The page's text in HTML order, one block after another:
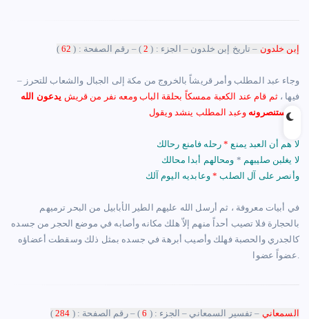
إبن خلدون – تاريخ إبن خلدون – الجزء : ( 2) – رقم الصفحة : ( 62
)
– ‏وجاء عبد المطلب وأمر قريشاً بالخروج من مكة إلى الجبال والشعاب للتحرز
فيها ،ثم قام عند الكعبة ممسكاً بحلقة الباب ومعه نفر من قريش يدعون الله
ويستنصرونه وعبد المطلب ينشد ويقول
لا هم أن العبد يمنع *رحله فامنع رحالك
لا يغلبن صليبهم * ومحالهم أبدا محالك
وأنصر على آل الصلب *وعابديه اليوم آلك
في أبيات معروفة ، ثم أرسل الله عليهم الطير الأبابيل من البحر ترميهم
بالحجارة فلا تصيب أحداً منهم إلاّ هلك مكانه وأصابه في موضع الحجر من جسده
كالجدري والحصبة فهلك وأصيب أبرهة في جسده بمثل ذلك وسقطت أعضاؤه
السمعاني – تفسير السمعاني – الجزء : ( 6) – رقم الصفحة : ( 284
)